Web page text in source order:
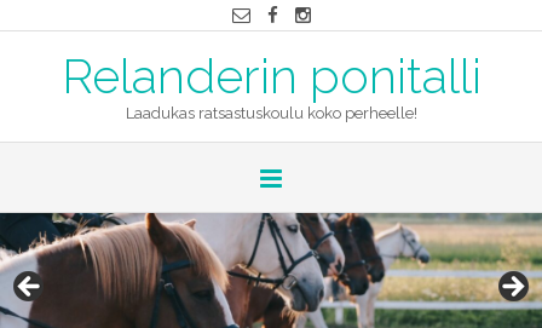
Relanderin ponitalli
Laadukas ratsastuskoulu koko perheelle!